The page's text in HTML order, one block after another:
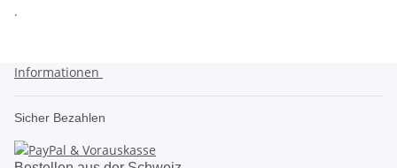
.
Informationen
Sicher Bezahlen